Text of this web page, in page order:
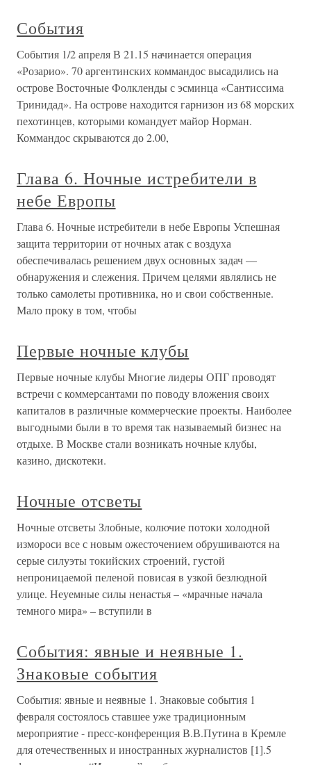
События
События 1/2 апреля В 21.15 начинается операция
«Розарио». 70 аргентинских коммандос высадились на
острове Восточные Фолкленды с эсминца «Сантиссима
Тринидад». На острове находится гарнизон из 68 морских
пехотинцев, которыми командует майор Норман.
Коммандос скрываются до 2.00,
Глава 6. Ночные истребители в
небе Европы
Глава 6. Ночные истребители в небе Европы Успешная
защита территории от ночных атак с воздуха
обеспечивалась решением двух основных задач —
обнаружения и слежения. Причем целями являлись не
только самолеты противника, но и свои собственные.
Мало проку в том, чтобы
Первые ночные клубы
Первые ночные клубы Многие лидеры ОПГ проводят
встречи с коммерсантами по поводу вложения своих
капиталов в различные коммерческие проекты. Наиболее
выгодными были в то время так называемый бизнес на
отдыхе. В Москве стали возникать ночные клубы,
казино, дискотеки.
Ночные отсветы
Ночные отсветы Злобные, колючие потоки холодной
измороси все с новым ожесточением обрушиваются на
серые силуэты токийских строений, густой
непроницаемой пеленой повисая в узкой безлюдной
улице. Неуемные силы ненастья – «мрачные начала
темного мира» – вступили в
События: явные и неявные 1.
Знаковые события
События: явные и неявные 1. Знаковые события 1
февраля состоялось ставшее уже традиционным
мероприятие - пресс-конференция В.В.Путина в Кремле
для отечественных и иностранных журналистов [1].5